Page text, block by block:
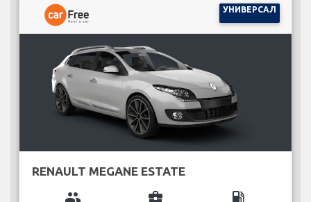
УНИВЕРСАЛ
RENAULT MEGANE ESTATE
group business_center local_gas_station